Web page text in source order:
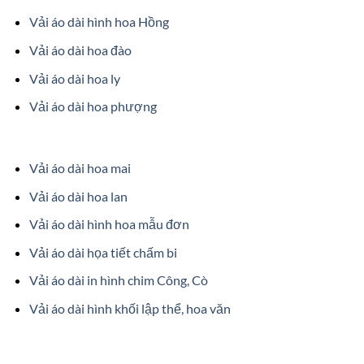
Vải áo dài hình hoa Hồng
Vải áo dài hoa đào
Vải áo dài hoa ly
Vải áo dài hoa phượng
Vải áo dài hoa mai
Vải áo dài hoa lan
Vải áo dài hình hoa mẫu đơn
Vải áo dài họa tiết chấm bi
Vải áo dài in hình chim Công, Cò
Vải áo dài hình khối lập thể, hoa văn